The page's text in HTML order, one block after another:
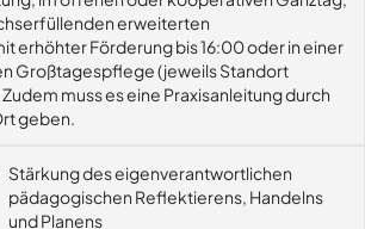
erweiterten
erhöhter Förderung bis 16:00 oder in einer
Großtagespflege (jeweils Standort
muss es eine Praxisanleitung durch
geben.
Stärkung des eigenverantwortlichen
pädagogischen Reflektierens, Handelns
und Planens